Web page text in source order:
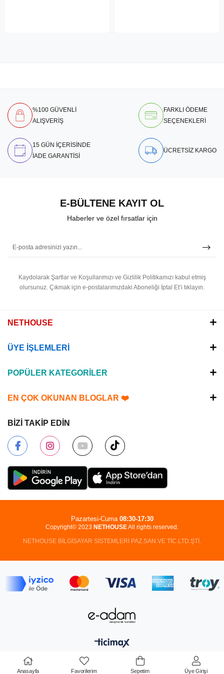
%100 GÜVENLİ
ALIŞVERİŞ
FARKLI ÖDEME
SEÇENEKLERİ
15 GÜN İÇERİSİNDE
İADE GARANTİSİ
ÜCRETSİZ KARGO
E-BÜLTENE KAYIT OL
Haberler ve özel fırsatlar için
Kaydolarak Şartlar ve Koşullarımızı ve Gizlilik Politikamızı kabul etmiş
olursunuz. Çıkmak için e-postalarımızdaki Aboneliği İptal Et’i tıklayın.
NETHOUSE
ÜYE İŞLEMLERİ
POPÜLER KATEGORİLER
EN ÇOK OKUNAN BLOGLAR ❤️
BİZİ TAKİP EDİN
Copyright© 2023 NETHOUSEAll rights reserved.
NETHOUSE BİLGİSAYAR SİSTEMLERİ PAZ.SAN.VE TİC.LTD.ŞTİ.
Pazartesi-Cuma 08:30-17:30
Anasayfa Favorilerim Sepetim Üye Girişi